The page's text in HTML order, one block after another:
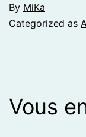
By MiKa
Categorized as
Vous